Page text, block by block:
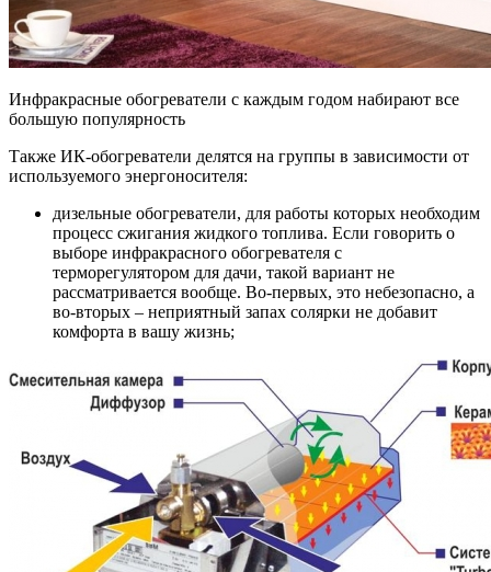
Инфракрасные обогреватели с каждым годом набирают все
большую популярность
Также ИК-обогреватели делятся на группы в зависимости от
используемого энергоносителя:
дизельные обогреватели, для работы которых необходим
процесс сжигания жидкого топлива. Если говорить о
выборе инфракрасного обогревателя с
терморегулятором для дачи, такой вариант не
рассматривается вообще. Во-первых, это небезопасно, а
во-вторых – неприятный запах солярки не добавит
комфорта в вашу жизнь;